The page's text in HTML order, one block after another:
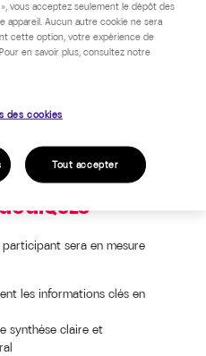
souhaitant améliorer
l’essentiel et à
à l’écrit ou à
sera en mesure
les informations clés en
synthèse claire et
vous acceptez seulement le dépôt des
Aucun autre cookie ne sera
cette option, votre expérience de
en savoir plus, consultez notre
des cookies
Tout accepter